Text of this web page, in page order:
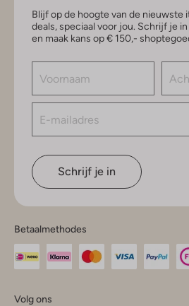
Blijf op de hoogte van de nieuwste
deals, speciaal voor jou. Schrijf je
en maak kans op € 150,-
Schrijf je in
Betaalmethodes
Volg ons